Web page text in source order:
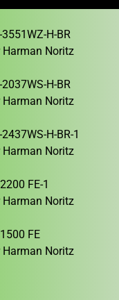
H-BR
Harman Noritz
H-BR
Harman Noritz
H-BR-1
Harman Noritz
FE-1
Harman Noritz
FE
Harman Noritz